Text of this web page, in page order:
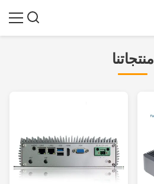
منتجاتنا